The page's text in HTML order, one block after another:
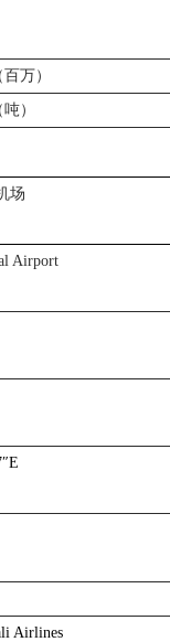
万）
）
场
Airport
″E
Airlines